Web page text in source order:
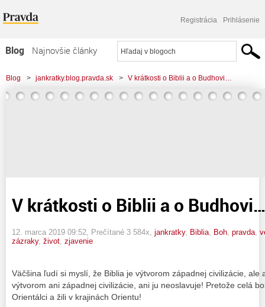
Registrácia Prihlásenie
Blog
Najnovšie články
Najčítanejšie články
Najkomentovanejšie články
Blog > jankratky.blog.pravda.sk > V krátkosti o Biblii a o Budhovi…
V krátkosti o Biblii a o
12. marca 2019 09:52 , Prečítané 3 584x, jankratky, Biblia Boh pravda
zázraky, život zjavenie
Väčšina ľudí si myslí, že Biblia je výtvorom západnej civilizácie, ale
výtvorom ani západnej civilizácie, ani ju neoslavuje! Pretože celá
Orientálci a žili v krajinách Orientu!